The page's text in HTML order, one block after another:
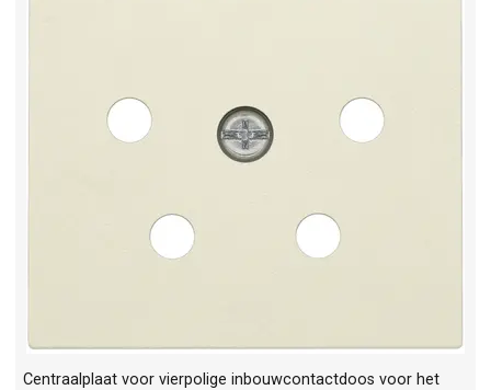
Centraalplaat voor vierpolige inbouwcontactdoos voor het